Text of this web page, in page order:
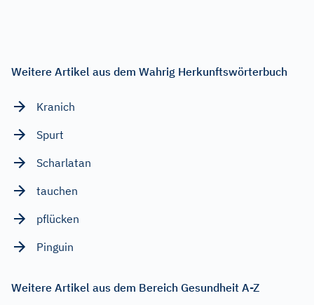
Weitere Artikel aus dem Wahrig Herkunftswörterbuch
Kranich
Spurt
Scharlatan
tauchen
pflücken
Pinguin
Weitere Artikel aus dem Bereich Gesundheit A-Z